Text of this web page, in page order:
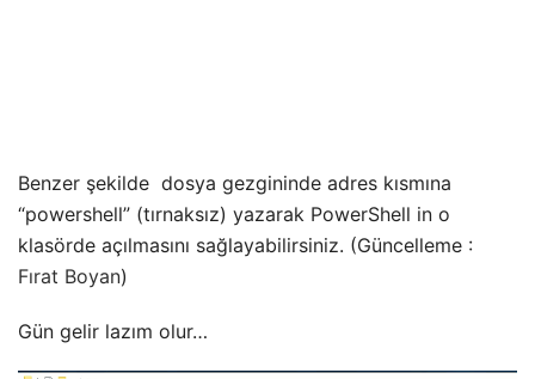
Benzer şekilde dosya gezgininde adres kısmına
“powershell” (tırnaksız) yazarak PowerShell in o
klasörde açılmasını sağlayabilirsiniz. (Güncelleme :
Fırat Boyan)
Gün gelir lazım olur…